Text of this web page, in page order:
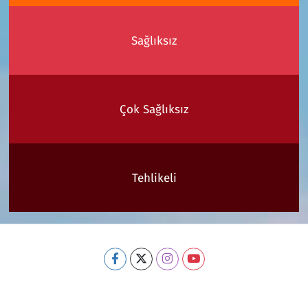
Sağlıksız
Çok Sağlıksız
Tehlikeli